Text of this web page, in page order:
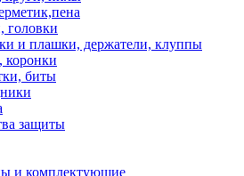
головки
и плашки, держатели, клуппы
коронки
биты
защиты
и комплектующие